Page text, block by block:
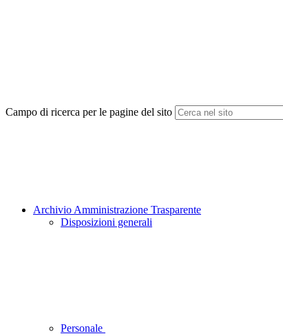
Campo di ricerca per le pagine del sito
Archivio Amministrazione Trasparente
Disposizioni generali
Personale